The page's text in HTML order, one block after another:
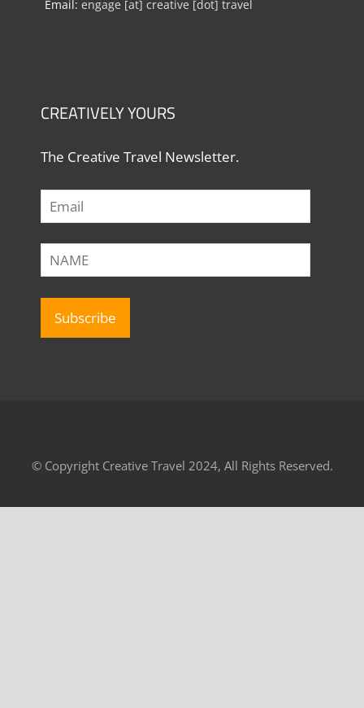
Email: engage [at] creative [dot] travel
CREATIVELY YOURS
The Creative Travel Newsletter.
© Copyright Creative Travel 2024, All Rights Reserved.